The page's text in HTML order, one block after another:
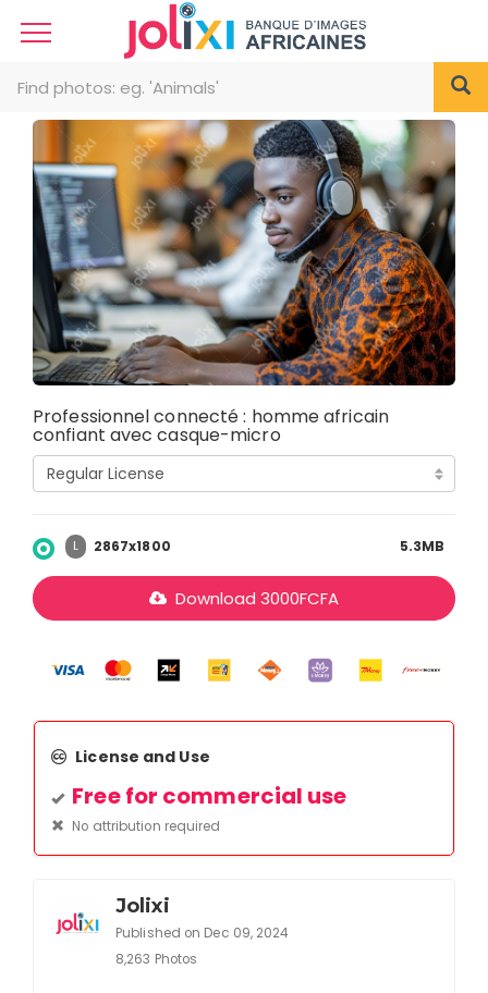
Professionnel connecté : homme africain
confiant avec casque-micro
L 2867x1800 5.3MB
Download 3000FCFA
License and Use
Free for commercial use
No attribution required
Jolixi
Published on Dec 09, 2024
8,263 Photos